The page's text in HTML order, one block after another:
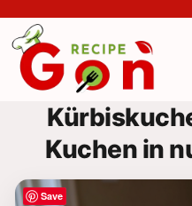
content
Kuchen in
Save